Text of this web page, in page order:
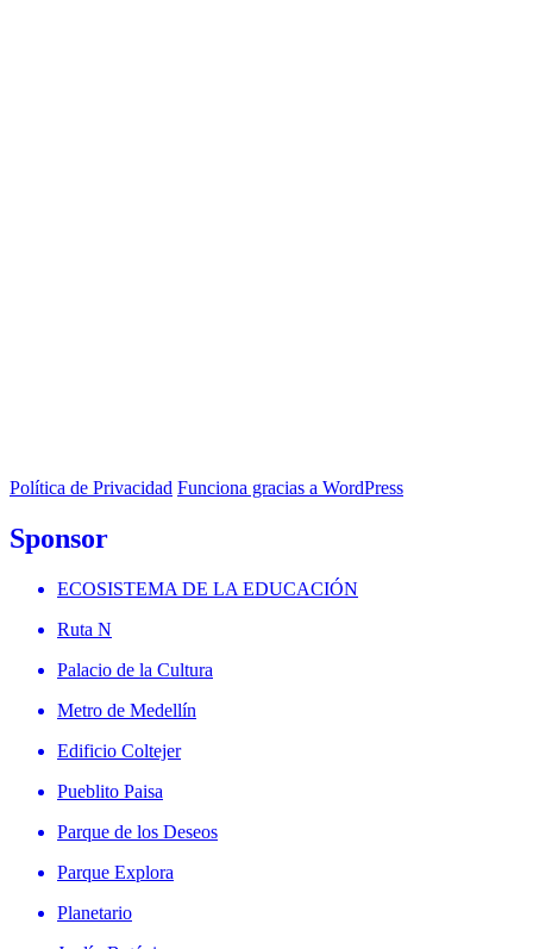
Política de Privacidad Funciona gracias a WordPress
Sponsor
ECOSISTEMA DE LA EDUCACIÓN
Ruta N
Palacio de la Cultura
Metro de Medellín
Edificio Coltejer
Pueblito Paisa
Parque de los Deseos
Parque Explora
Planetario